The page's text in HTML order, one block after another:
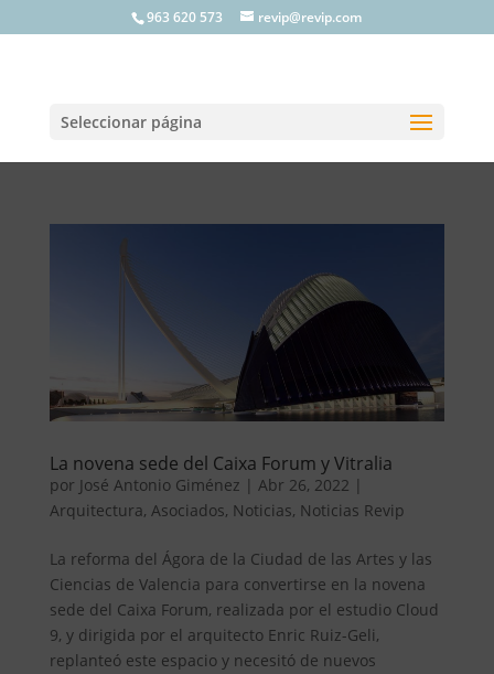
963 620 573 revip@revip.com
Seleccionar página
La novena sede del Caixa Forum y Vitralia
por José Antonio Giménez | Abr 26, 2022 |
Arquitectura, Asociados, Noticias, Noticias Revip
La reforma del Ágora de la Ciudad de las Artes y las
Ciencias de Valencia para convertirse en la novena
sede del Caixa Forum, realizada por el estudio Cloud
9, y dirigida por el arquitecto Enric Ruiz-Geli,
replanteó este espacio y necesitó de nuevos